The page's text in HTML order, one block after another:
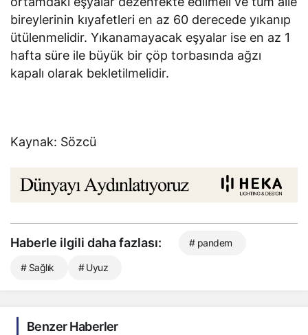
bireylerinin kıyafetleri en az 60 derecede yıkanıp
ütülenmelidir. Yıkanamayacak eşyalar ise en az 1
hafta süre ile büyük bir çöp torbasında ağzı
kapalı olarak bekletilmelidir.
Kaynak: Sözcü
Haberle ilgili daha fazlası: # pandem
# Sağlık # Uyuz
Benzer Haberler